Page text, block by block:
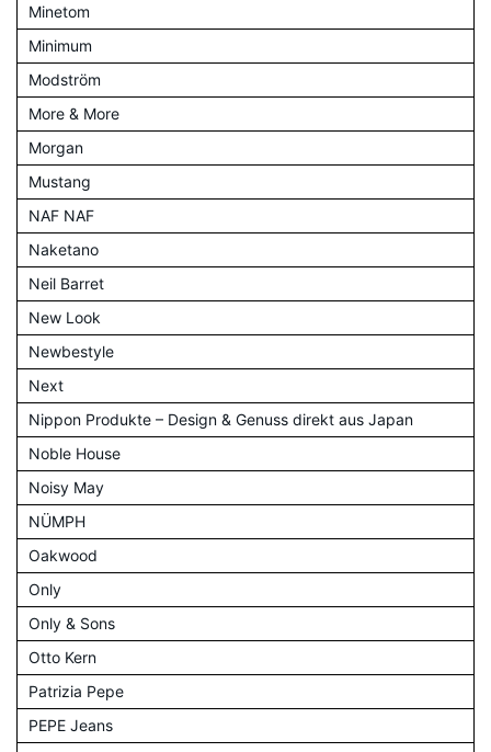
Minetom
Minimum
Modström
More & More
Morgan
Mustang
NAF NAF
Naketano
Neil Barret
New Look
Newbestyle
Next
Nippon Produkte – Design & Genuss direkt aus Japan
Noble House
Noisy May
NÜMPH
Oakwood
Only
Only & Sons
Otto Kern
Patrizia Pepe
PEPE Jeans